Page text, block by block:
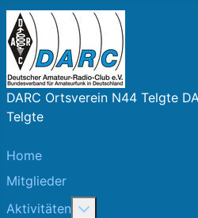
DARC Ortsverein N44 Telgte
Telgte
Home
Mitglieder
Aktivitäten